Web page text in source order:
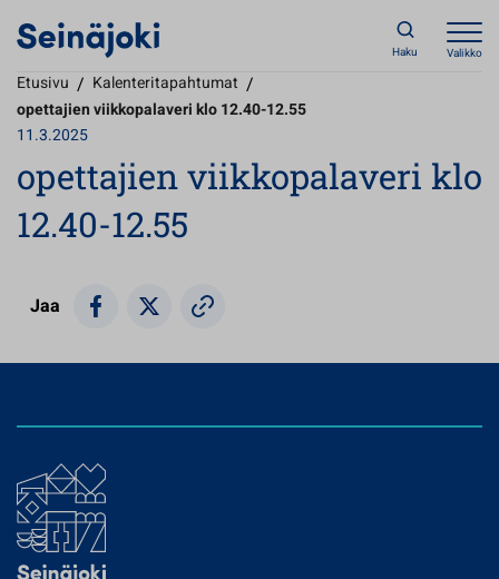
Haku Valikko
Etusivu / Kalenteritapahtumat /
opettajien viikkopalaveri klo 12.40-12.55
11.3.2025
opettajien viikkopalaveri klo
12.40-12.55
Jaa